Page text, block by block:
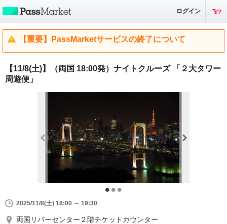
ログイン
【重要】PassMarketサービスの終了について
【11/8(土)】（両国 18:00発）ナイトクルーズ 「２大タワー
周遊便」
2025/11/8(土) 18:00 ～ 19:30
両国リバーセンター２階チケットカウンター